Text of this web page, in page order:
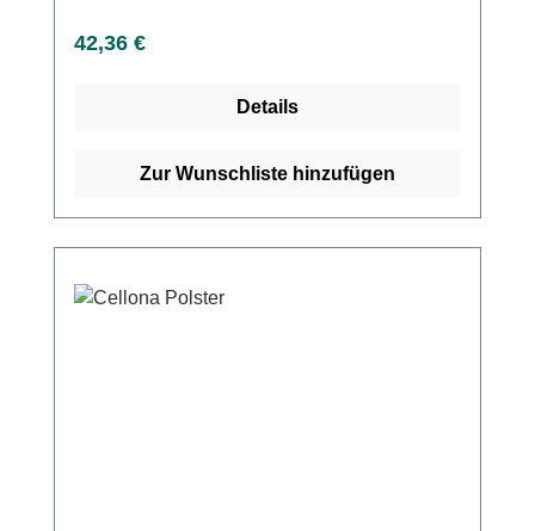
Schere erforderlich sind. Dank seiner
Beschaffenheit ermöglicht der Adaptic Digit
Fuß, ohne dass er sich mit der Wunde
vorzunehmen. Weitere Vorteile des Verbands
Regulärer Preis:
42,36 €
Details
Zur Wunschliste hinzufügen